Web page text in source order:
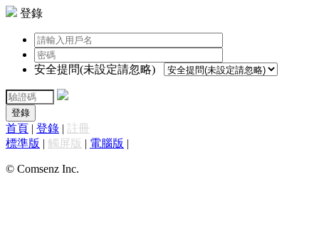
登錄
安全提問(未設定請忽略)
登錄
首頁 | 登錄 | 註冊
標準版 | 觸屏版 | 電腦版 |
© Comsenz Inc.